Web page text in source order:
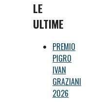
LE
ULTIME
PREMIO
PIGRO
IVAN
GRAZIANI
2026